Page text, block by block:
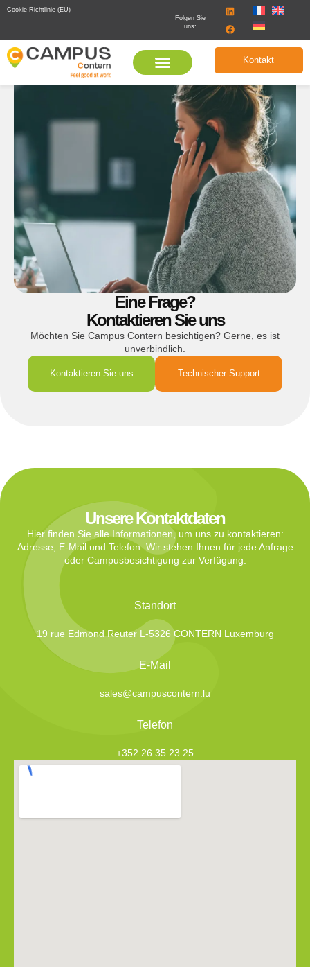
Cookie-Richtlinie (EU)
Folgen Sie
uns:
Kontakt
Eine Frage?
Kontaktieren Sie uns
Möchten Sie Campus Contern besichtigen? Gerne, es ist
unverbindlich.
Kontaktieren Sie uns Technischer Support
Unsere Kontaktdaten
Hier finden Sie alle Informationen, um uns zu kontaktieren:
Adresse, E-Mail und Telefon. Wir stehen Ihnen für jede Anfrage
oder Campusbesichtigung zur Verfügung.
Standort
19 rue Edmond Reuter L-5326 CONTERN Luxemburg
E-Mail
sales@campuscontern.lu
Telefon
+352 26 35 23 25